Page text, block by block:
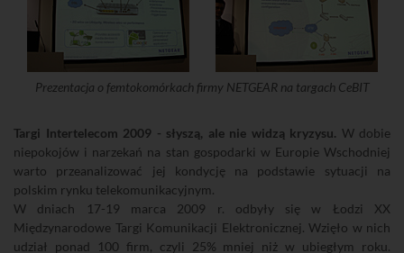
Prezentacja o femtokomórkach firmy NETGEAR na targach CeBIT
Targi Intertelecom 2009 - słyszą, ale nie widzą kryzysu. W dobie
niepokojów i narzekań na stan gospodarki w Europie Wschodniej
warto przeanalizować jej kondycję na podstawie sytuacji na
polskim rynku telekomunikacyjnym.
W dniach 17-19 marca 2009 r. odbyły się w Łodzi XX
Międzynarodowe Targi Komunikacji Elektronicznej. Wzięło w nich
udział ponad 100 firm, czyli 25% mniej niż w ubiegłym roku.